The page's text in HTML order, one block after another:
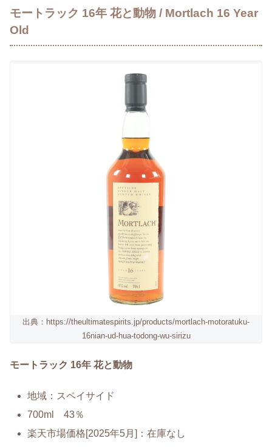
モートラック 16年 花と動物 / Mortlach 16 Year
Old
出典：https://theultimatespirits.jp/products/mortlach-motoratuku-
16nian-ud-hua-todong-wu-sirizu
モートラック 16年 花と動物
地域：スペイサイド
700ml 43％
楽天市場価格[2025年5月]：在庫なし